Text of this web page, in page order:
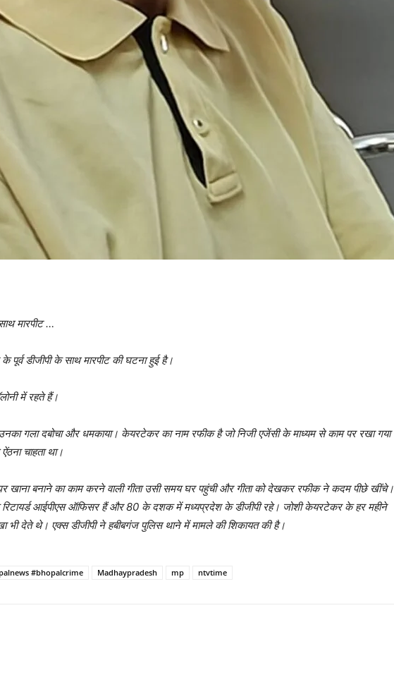
मारपीट …
पूर्व डीजीपी के साथ मारपीट की घटना हुई है।
में रहते हैं।
गला दबोचा और धमकाया। केयरटेकर का नाम रफीक है जो निजी एजेंसी के माध्यम से काम पर रखा गया
चाहता था।
खाना बनाने का काम करने वाली गीता उसी समय घर पहुंची और गीता को देखकर रफीक ने कदम पीछे खींचे।
आईपीएस ऑफिसर हैं और 80 के दशक में मध्यप्रदेश के डीजीपी रहे। जोशी केयरटेकर के हर महीने
भी देते थे। एक्स डीजीपी ने हबीबगंज पुलिस थाने में मामले की शिकायत की है।
#bhopalcrime Madhaypradesh mp ntvtime